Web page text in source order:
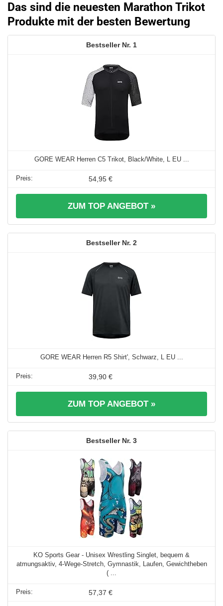
Das sind die neuesten Marathon Trikot
Produkte mit der besten Bewertung
1
GORE WEAR Herren C5 Trikot, Black/White, L EU ...
54,95 €
ZUM TOP ANGEBOT »
2
GORE WEAR Herren R5 Shirt', Schwarz, L EU ...
39,90 €
ZUM TOP ANGEBOT »
3
KO Sports Gear - Unisex Wrestling Singlet, bequem &
atmungsaktiv, 4-Wege-Stretch, Gymnastik, Laufen, Gewichtheben
( ...
57,37 €